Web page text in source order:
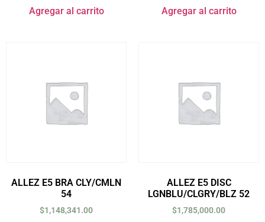
Agregar al carrito Agregar al carrito
ALLEZ E5 BRA CLY/CMLN
54
$1,148,341.00
ALLEZ E5 DISC
LGNBLU/CLGRY/BLZ 52
$1,785,000.00